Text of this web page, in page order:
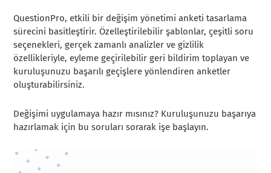
QuestionPro, etkili bir değişim yönetimi anketi tasarlama
sürecini basitleştirir. Özelleştirilebilir şablonlar, çeşitli soru
seçenekleri, gerçek zamanlı analizler ve gizlilik
özellikleriyle, eyleme geçirilebilir geri bildirim toplayan ve
kuruluşunuzu başarılı geçişlere yönlendiren anketler
oluşturabilirsiniz.
Değişimi uygulamaya hazır mısınız? Kuruluşunuzu başarıya
hazırlamak için bu soruları sorarak işe başlayın.